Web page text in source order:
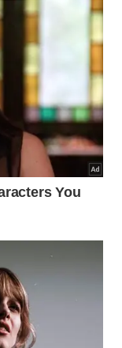
de
a natureza
desafios
linhagens
de forma
biológico
caçadores
vitorioso